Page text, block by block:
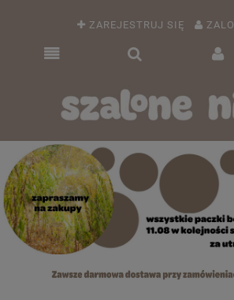
ZAREJESTRUJ SIĘ